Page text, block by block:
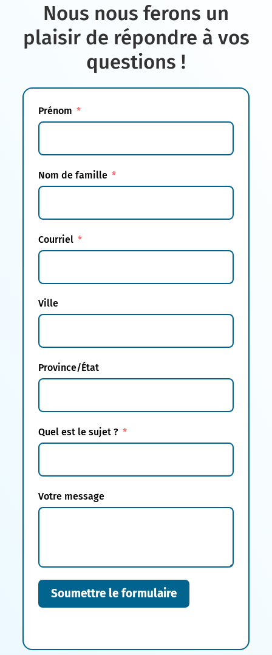
Nous nous ferons un
plaisir de répondre à vos
questions !
Prénom
Nom de famille
Courriel
Ville
Province/État
Quel est le sujet ?
Votre message
Soumettre le formulaire